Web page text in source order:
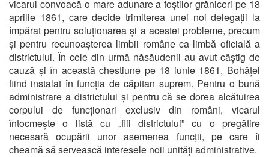
vicarul convoacă o mare adunare a foștilor grăniceri pe 18
aprilie 1861, care decide trimiterea unei noi delegații la
împărat pentru soluționarea și a acestei probleme, precum
și pentru recunoașterea limbii române ca limbă oficială a
districtului. În cele din urmă năsăudenii au avut câștig de
cauză și în această chestiune pe 18 iunie 1861, Bohățel
fiind instalat în funcția de căpitan suprem. Pentru o bună
administrare a districtului și pentru că se dorea alcătuirea
corpului de funcționari exclusiv din români, vicarul
întocmește o listă cu „fiii districtului” cu o pregătire
necesară ocupării unor asemenea funcții, pe care îi
cheamă să servească interesele noii unități administrative.